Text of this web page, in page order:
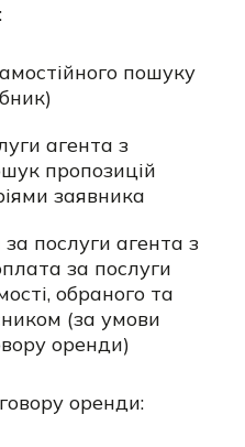
пошуку
агента з
пропозицій
заявника
послуги агента з
за послуги
обраного та
(за умови
оренди)
оренди: